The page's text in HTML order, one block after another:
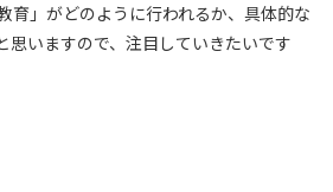
育」がどのように行われるか、具体的な
思いますので、注目していきたいです